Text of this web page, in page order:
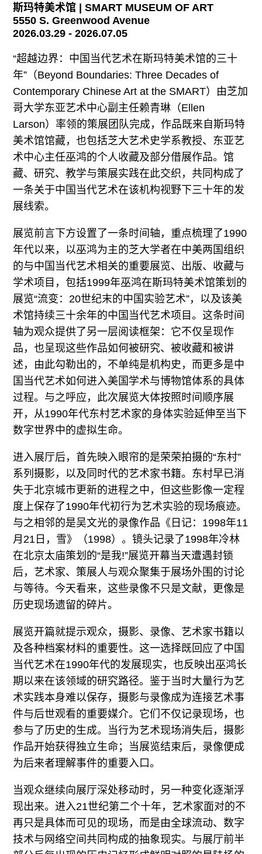
联系我们
关注我们
斯玛特美术馆 | SMART MUSEUM OF ART
5550 S. Greenwood Avenue
2026.03.29 - 2026.07.05
“超越边界：中国当代艺术在斯玛特美术馆的三十
年”（Beyond Boundaries: Three Decades of
Contemporary Chinese Art at the SMART）由芝加
哥大学东亚艺术中心副主任赖青琳（Ellen
Larson）率领的策展团队完成，作品既来自斯玛特
美术馆馆藏，也包括芝大艺术史学系教授、东亚艺
术中心主任巫鸿的个人收藏及部分借展作品。馆
藏、研究、教学与策展实践在此交织，共同构成了
一条关于中国当代艺术在该机构视野下三十年的发
展线索。
展览前言下方设置了一条时间轴，重点梳理了1990
年代以来，以巫鸿为主的芝大学者在中美两国组织
的与中国当代艺术相关的重要展览、出版、收藏与
学术项目，包括1999年巫鸿在斯玛特美术馆策划的
展览“流变：20世纪末的中国实验艺术”，以及该美
术馆持续三十余年的中国当代艺术项目。这条时间
轴为观众提供了另一层阅读框架：它不仅呈现作
品，也呈现这些作品如何被研究、被收藏和被讲
述，由此勾勒出的，不单纯是机构史，而更多是中
国当代艺术如何进入美国学术与博物馆体系的具体
过程。与之呼应，此次展览大体按照时间顺序展
开，从1990年代东村艺术家的身体实验延伸至当下
数字世界中的虚拟生命。
进入展厅后，首先映入眼帘的是荣荣拍摄的“东村”
系列摄影，以及同时代的艺术家书籍。东村早已消
失于北京城市更新的进程之中，但这些影像一定程
度上保存了1990年代初行为艺术实验的现场痕迹。
与之相邻的是吴文光的录像作品《日记：1998年11
月21日，雪》（1998）。镜头记录了1998年冷林
在北京太庙策划的“是我!”展览开幕当天遭遇封锁
后，艺术家、策展人与观众聚集于展场外围的讨论
与等待。今天看来，这些录像不只是文献，更像是
历史现场遗留的碎片。
展览开篇就提示观众，摄影、录像、艺术家书籍以
及各种档案材料的重要性。这一选择既回应了中国
当代艺术在1990年代的发展现实，也反映出巫鸿长
期以来在该领域的研究路径。鉴于当时大量行为艺
术实践本身难以保存，摄影与录像成为连接艺术事
件与后世观看的重要媒介。它们不仅记录现场，也
参与了历史的生成。当行为艺术现场消失后，摄影
作品开始获得独立生命；当展览结束后，录像便成
为后来者理解事件的重要入口。
当观众继续向展厅深处移动时，另一种变化逐渐浮
现出来。进入21世纪第二个十年，艺术家面对的不
再只是具体而可见的现场，而是由全球流动、数字
技术与网络空间共同构成的抽象现实。与展厅前半